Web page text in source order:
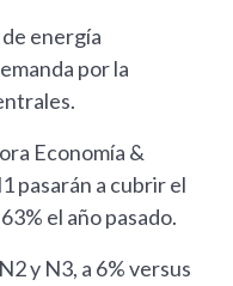
energía
por la
Economía &
pasarán a cubrir el
el año pasado.
y N3, a 6% versus